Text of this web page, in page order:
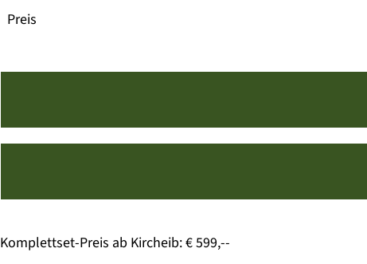
Preis
Komplettset-Preis ab Kircheib: € 599,--